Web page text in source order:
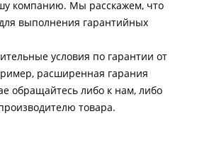
компанию. Мы расскажем, что
выполнения гарантийных
условия по гарантии от
расширенная гарания
обращайтесь либо к нам, либо
товара.